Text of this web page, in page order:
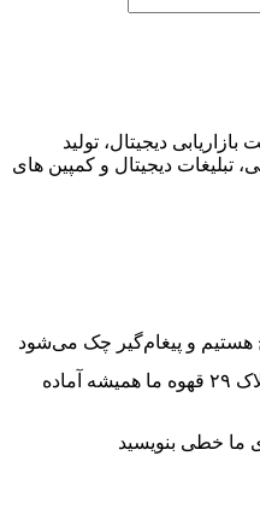
دیجیتال، تولید
تبلیغات دیجیتال و کمپین های
قهوه ما همیشه آماده
ما خطی بنویسید